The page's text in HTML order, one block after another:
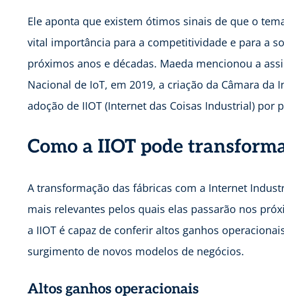
Ele aponta que existem ótimos sinais de que o
vital importância para a competitividade e para a
próximos anos e décadas. Maeda mencionou a
Nacional de IoT, em 2019, a criação da Câmara da
adoção de IIOT (Internet das Coisas Industrial) por
Como a IIOT pode
A transformação das fábricas com a Internet
mais relevantes pelos quais elas passarão nos
a IIOT é capaz de conferir altos ganhos
surgimento de novos modelos de negócios.
Altos ganhos operacionais